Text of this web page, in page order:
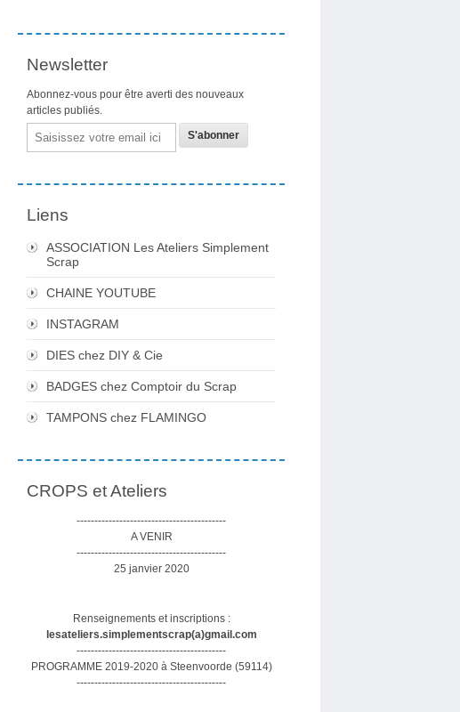
Newsletter
Abonnez-vous pour être averti des nouveaux
articles publiés.
Email
Liens
ASSOCIATION Les Ateliers Simplement
Scrap
CHAINE YOUTUBE
INSTAGRAM
DIES chez DIY & Cie
BADGES chez Comptoir du Scrap
TAMPONS chez FLAMINGO
CROPS et Ateliers
------------------------------------------
A VENIR
------------------------------------------
25 janvier 2020
Renseignements et inscriptions :
lesateliers.simplementscrap(a)gmail.com
------------------------------------------
PROGRAMME 2019-2020 à Steenvoorde (59114)
------------------------------------------